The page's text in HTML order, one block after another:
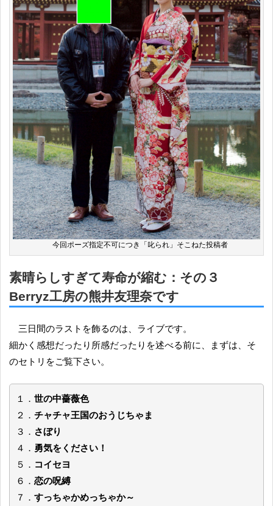
今回ポーズ指定不可につき「叱られ」そこねた投稿者
素晴らしすぎて寿命が縮む：その３
Berryz工房の熊井友理奈です
三日間のラストを飾るのは、ライブです。
細かく感想だったり所感だったりを述べる前に、まずは、そ
のセトリをご覧下さい。
１． 世の中薔薇色
２． チャチャ王国のおうじちゃま
３． さぼり
４． 勇気をください！
５． コイセヨ
６． 恋の呪縛
７． すっちゃかめっちゃか～